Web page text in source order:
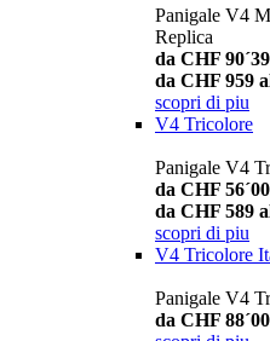
Panigale V4
Replica
da CHF
da CHF 959
scopri di piu
V4 Tricolore
Panigale V4
da CHF
da CHF 589
scopri di piu
V4 Tricolore
Panigale V4
da CHF